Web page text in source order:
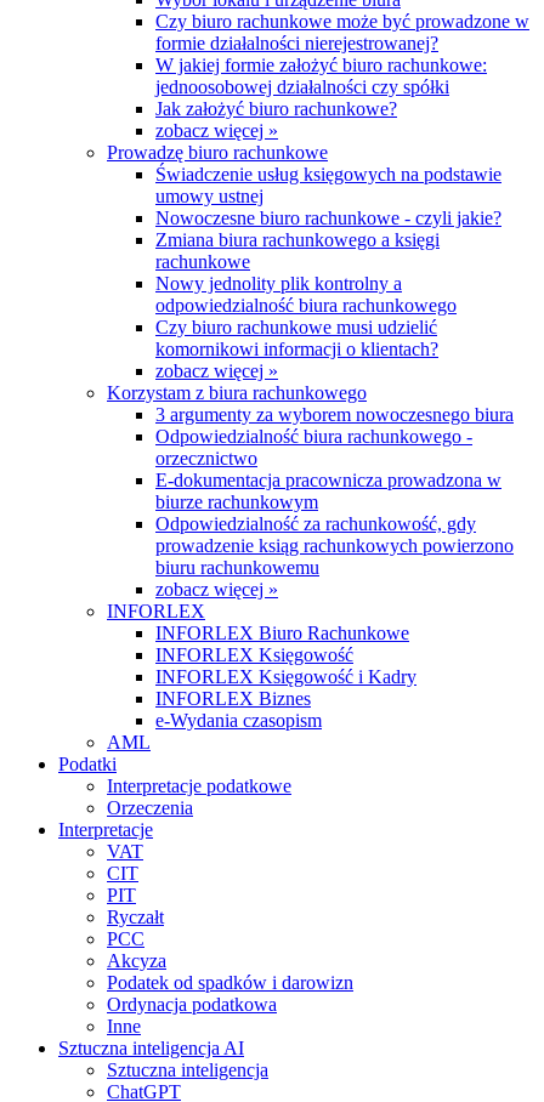
Czy biuro rachunkowe może być prowadzone w
formie działalności nierejestrowanej?
W jakiej formie założyć biuro rachunkowe:
jednoosobowej działalności czy spółki
Jak założyć biuro rachunkowe?
zobacz więcej »
Prowadzę biuro rachunkowe
Świadczenie usług księgowych na podstawie
umowy ustnej
Nowoczesne biuro rachunkowe - czyli jakie?
Zmiana biura rachunkowego a księgi
rachunkowe
Nowy jednolity plik kontrolny a
odpowiedzialność biura rachunkowego
Czy biuro rachunkowe musi udzielić
komornikowi informacji o klientach?
zobacz więcej »
Korzystam z biura rachunkowego
3 argumenty za wyborem nowoczesnego biura
Odpowiedzialność biura rachunkowego -
orzecznictwo
E-dokumentacja pracownicza prowadzona w
biurze rachunkowym
Odpowiedzialność za rachunkowość, gdy
prowadzenie ksiąg rachunkowych powierzono
biuru rachunkowemu
zobacz więcej »
INFORLEX
INFORLEX Biuro Rachunkowe
INFORLEX Księgowość
INFORLEX Księgowość i Kadry
INFORLEX Biznes
e-Wydania czasopism
AML
Podatki
Interpretacje podatkowe
Orzeczenia
Interpretacje
VAT
CIT
PIT
Ryczałt
PCC
Akcyza
Podatek od spadków i darowizn
Ordynacja podatkowa
Inne
Sztuczna inteligencja AI
Sztuczna inteligencja
ChatGPT